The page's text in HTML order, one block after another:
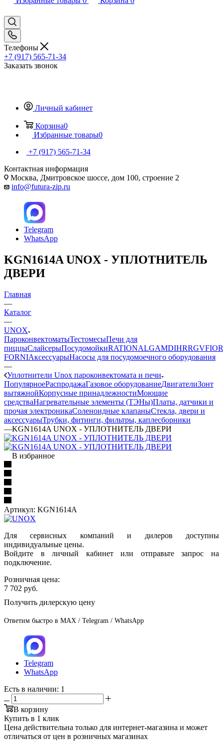
Телефоны
+7 (917) 565-71-34
Заказать звонок
Личный кабинет
Корзина0
Избранные товары0
+7 (917) 565-71-34
Контактная информация
Москва, Дмитровское шоссе, дом 100, строение 2
info@futura-zip.ru
Telegram
WhatsApp
KGN1614A UNOX - УПЛОТНИТЕЛЬ
ДВЕРИ
Главная
—
Каталог
—
UNOX
ПароконвектоматыТестомесыПечи для
пиццыСлайсерыПосудомойкиRATIONALGAMDIHRRGV
FORNIАксессуарыНасосы для посудомоечного оборудования
—
Уплотнители Unox пароконвектомата и печи
ПопулярноеРаспродажаГазовое оборудованиеДвигателиЗонт
вытяжнойКорпусные принадлежностиМоющие
средстваНагревательные элементы (ТЭНы)Платы, датчики и
прочая электроникаСоленоидные клапаныСтекла, двери и
аксессуарыТрубки, фитинги, фильтры, каплесборники
—KGN1614A UNOX - УПЛОТНИТЕЛЬ ДВЕРИ
В избранное
Артикул: KGN1614A
Для сервисных компаний и дилеров доступны
индивидуальные цены.
Войдите в личный кабинет или отправьте запрос на
подключение.
Розничная цена:
7 702 руб.
Получить дилерскую цену
Ответим быстро в MAX / Telegram / WhatsApp
Telegram
WhatsApp
Есть в наличии: 1
В корзину
Купить в 1 клик
Цена действительна только для интернет-магазина и может
отличаться от цен в розничных магазинах